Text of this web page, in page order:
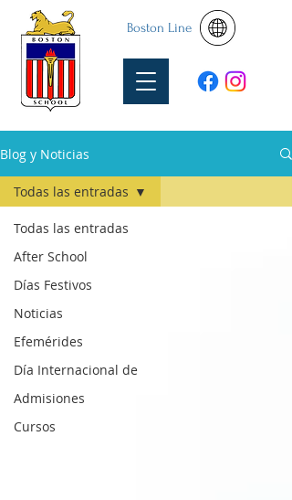
Boston Line
Blog y Noticias
Todas las entradas
After School
Días Festivos
Noticias
Efemérides
Día Internacional de
Admisiones
Cursos
Todas las entradas